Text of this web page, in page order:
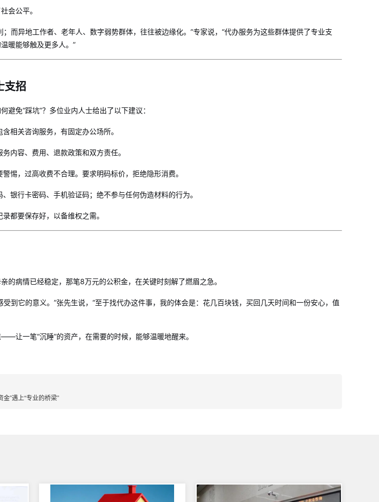
会公平。
而异地工作者、老年人、数字弱势群体，往往被边缘化。”专家说，“代办服务为这些群体提供了专业支
暖能够触及更多人。”
支招
免“踩坑”？多位业内人士给出了以下建议：
相关咨询服务，有固定办公场所。
内容、费用、退款政策和双方责任。
惕，过高收费不合理。要求明码标价，拒绝隐形消费。
银行卡密码、手机验证码；绝不参与任何伪造材料的行为。
都要保存好，以备维权之需。
的病情已经稳定，那笔8万元的公积金，在关键时刻解了燃眉之急。
到它的意义。”张先生说，“至于找代办这件事，我的体会是：花几百块钱，买回几天时间和一份安心，值
让一笔“沉睡”的资产，在需要的时候，能够温暖地醒来。
”遇上“专业的桥梁”